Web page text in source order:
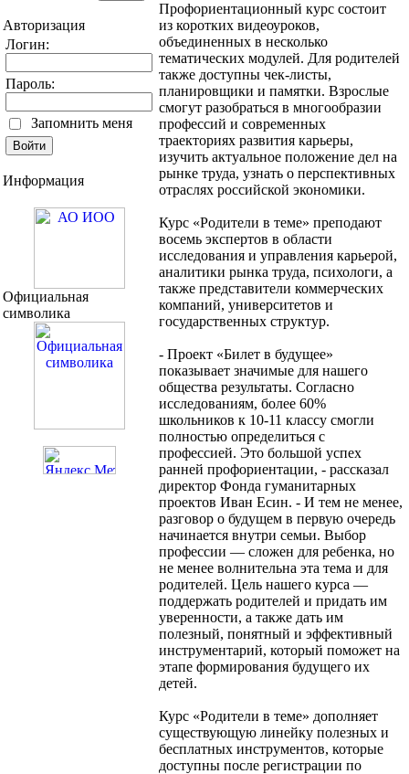
Авторизация
Логин:
Пароль:
Запомнить меня
Информация
Официальная
символика
Профориентационный курс состоит
из коротких видеоуроков,
объединенных в несколько
тематических модулей. Для родителей
также доступны чек-листы,
планировщики и памятки. Взрослые
смогут разобраться в многообразии
профессий и современных
траекториях развития карьеры,
изучить актуальное положение дел на
рынке труда, узнать о перспективных
отраслях российской экономики.
Курс «Родители в теме» преподают
восемь экспертов в области
исследования и управления карьерой,
аналитики рынка труда, психологи, а
также представители коммерческих
компаний, университетов и
государственных структур.
- Проект «Билет в будущее»
показывает значимые для нашего
общества результаты. Согласно
исследованиям, более 60%
школьников к 10-11 классу смогли
полностью определиться с
профессией. Это большой успех
ранней профориентации, - рассказал
директор Фонда гуманитарных
проектов Иван Есин. - И тем не менее,
разговор о будущем в первую очередь
начинается внутри семьи. Выбор
профессии — сложен для ребенка, но
не менее волнительна эта тема и для
родителей. Цель нашего курса —
поддержать родителей и придать им
уверенности, а также дать им
полезный, понятный и эффективный
инструментарий, который поможет на
этапе формирования будущего их
детей.
Курс «Родители в теме» дополняет
существующую линейку полезных и
бесплатных инструментов, которые
доступны после регистрации по